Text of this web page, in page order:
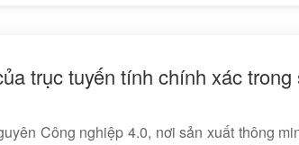
trục tuyến tính chính xác trong
Công nghiệp 4.0, nơi sản xuất thông